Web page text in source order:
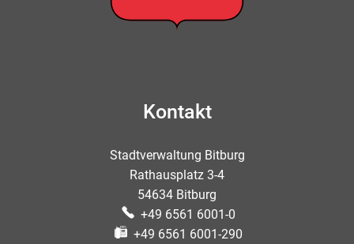
Kontakt
Stadtverwaltung Bitburg
Rathausplatz 3-4
54634 Bitburg
+49 6561 6001-0
+49 6561 6001-290